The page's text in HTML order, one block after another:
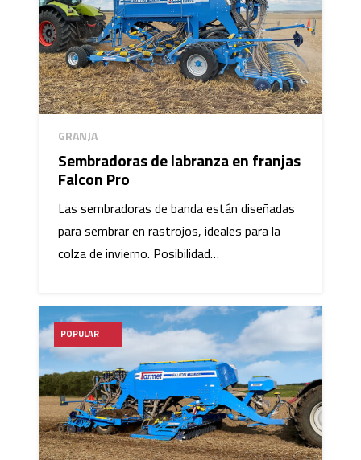
GRANJA
Sembradoras de labranza en franjas
Falcon Pro
Las sembradoras de banda están diseñadas
para sembrar en rastrojos, ideales para la
colza de invierno. Posibilidad…
POPULAR